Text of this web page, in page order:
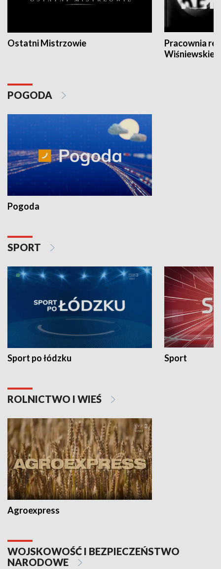
Ostatni Mistrzowie
Pracownia
POGODA
Pogoda
SPORT
Sport po łódzku Sport
ROLNICTWO I WIEŚ
Agroexpress
WOJSKOWOŚĆ I BEZPIECZEŃSTWO
NARODOWE